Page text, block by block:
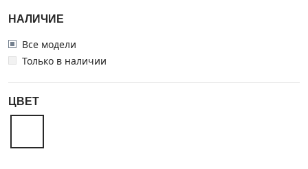
НАЛИЧИЕ
Все модели
Только в наличии
ЦВЕТ